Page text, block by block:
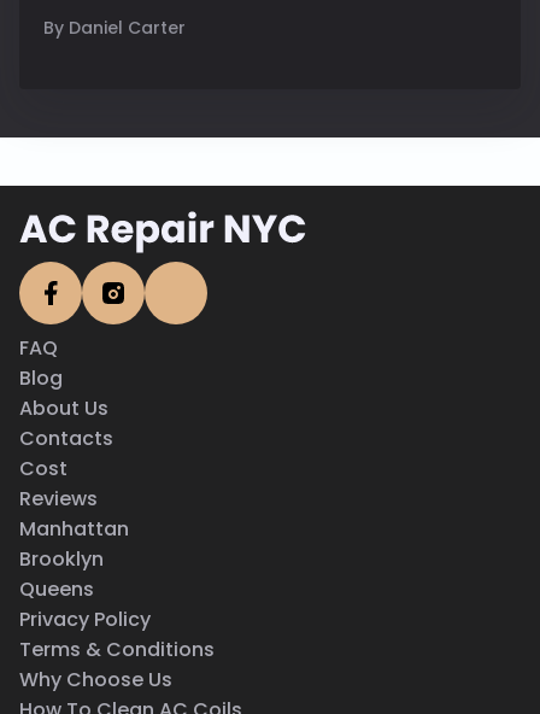
By Daniel Carter
FAQ
Blog
About Us
Contacts
Cost
Reviews
Manhattan
Brooklyn
Queens
Privacy Policy
Terms & Conditions
Why Choose Us